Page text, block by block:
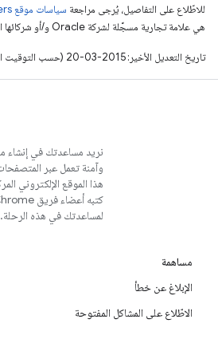
للاطّلاع على التفاصيل، يُرجى مراجعة سياسات موقع Google Developers‏
هي علامة تجارية مسجَّلة لشركة Oracle و/أو شركائها التابعين.
تاريخ التعديل الأخير: 2015-03-20 (حسب التوقيت العالمي المتفَّق عليه)
نريد مساعدتك في إنشاء
وآمنة تعمل عبر
هذا الموقع الإلكتروني
لمساعدتك في هذه الرحلة.
مساهمة
الإبلاغ عن خطأ
الاطّلاع على المشاكل المفتوحة